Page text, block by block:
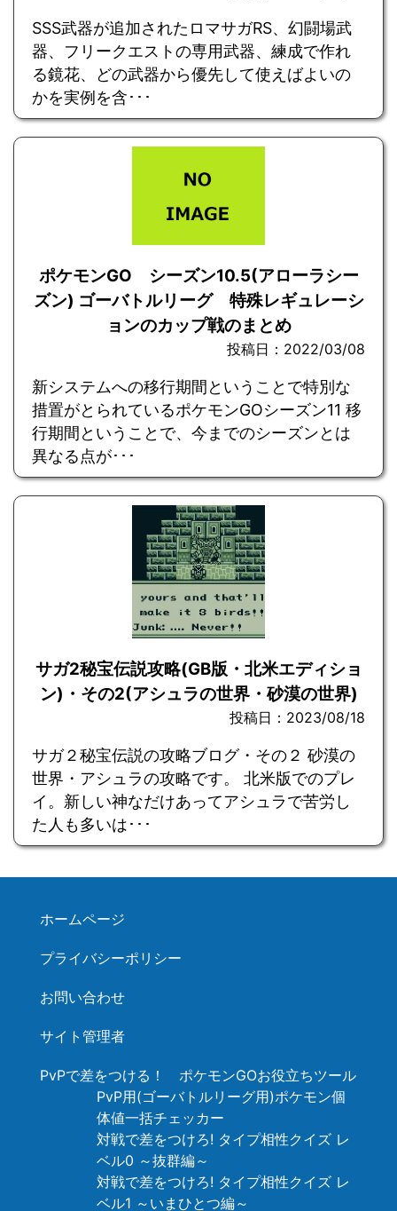
SSS武器が追加されたロマサガRS、幻闘場武
器、フリークエストの専用武器、練成で作れ
る鏡花、どの武器から優先して使えばよいの
かを実例を含･･･
ポケモンGO シーズン10.5(アローラシー
ズン) ゴーバトルリーグ 特殊レギュレーシ
ョンのカップ戦のまとめ
投稿日：2022/03/08
新システムへの移行期間ということで特別な
措置がとられているポケモンGOシーズン11 移
行期間ということで、今までのシーズンとは
異なる点が･･･
サガ2秘宝伝説攻略(GB版・北米エディショ
ン)・その2(アシュラの世界・砂漠の世界)
投稿日：2023/08/18
サガ２秘宝伝説の攻略ブログ・その２ 砂漠の
世界・アシュラの攻略です。 北米版でのプレ
イ。新しい神なだけあってアシュラで苦労し
た人も多いは･･･
ホームページ
プライバシーポリシー
お問い合わせ
サイト管理者
PvPで差をつける！ ポケモンGOお役立ちツール
PvP用(ゴーバトルリーグ用)ポケモン個
体値一括チェッカー
対戦で差をつけろ! タイプ相性クイズ レ
ベル0 ～抜群編～
対戦で差をつけろ! タイプ相性クイズ レ
ベル1 ～いまひとつ編～